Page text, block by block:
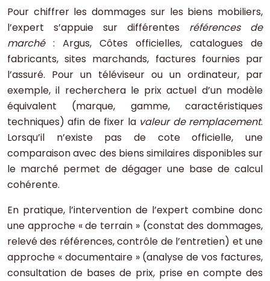
Pour chiffrer les dommages sur les biens mobiliers,
l’expert s’appuie sur différentes références de
marché: Argus, Côtes officielles, catalogues de
fabricants, sites marchands, factures fournies par
l’assuré. Pour un téléviseur ou un ordinateur, par
exemple, il recherchera le prix actuel d’un modèle
équivalent (marque, gamme, caractéristiques
techniques) afin de fixer la valeur de remplacement.
Lorsqu’il n’existe pas de cote officielle, une
comparaison avec des biens similaires disponibles sur
le marché permet de dégager une base de calcul
cohérente.
En pratique, l’intervention de l’expert combine donc
une approche « de terrain » (constat des dommages,
relevé des références, contrôle de l’entretien) et une
approche « documentaire » (analyse de vos factures,
consultation de bases de prix, prise en compte des